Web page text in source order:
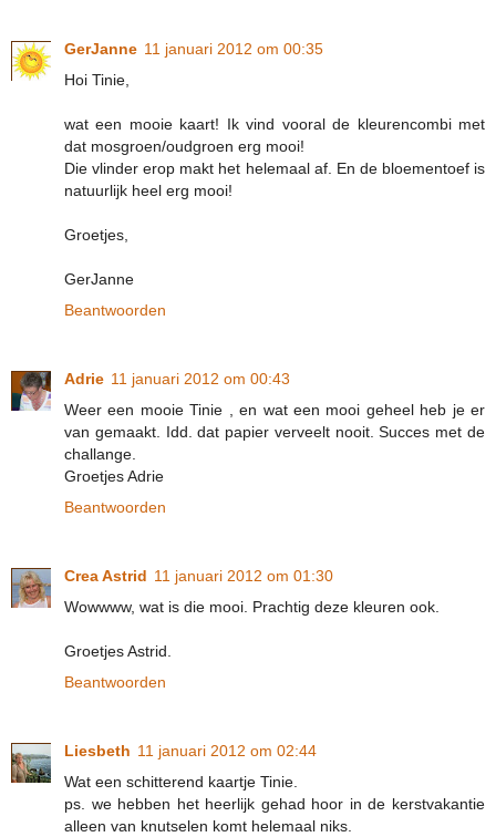
GerJanne 11 januari 2012 om 00:35
Hoi Tinie,
wat een mooie kaart! Ik vind vooral de kleurencombi met
dat mosgroen/oudgroen erg mooi!
Die vlinder erop makt het helemaal af. En de bloementoef is
natuurlijk heel erg mooi!
Groetjes,
GerJanne
Beantwoorden
Adrie 11 januari 2012 om 00:43
Weer een mooie Tinie , en wat een mooi geheel heb je er
van gemaakt. Idd. dat papier verveelt nooit. Succes met de
challange.
Groetjes Adrie
Beantwoorden
Crea Astrid 11 januari 2012 om 01:30
Wowwww, wat is die mooi. Prachtig deze kleuren ook.
Groetjes Astrid.
Beantwoorden
Liesbeth 11 januari 2012 om 02:44
Wat een schitterend kaartje Tinie.
ps. we hebben het heerlijk gehad hoor in de kerstvakantie
alleen van knutselen komt helemaal niks.